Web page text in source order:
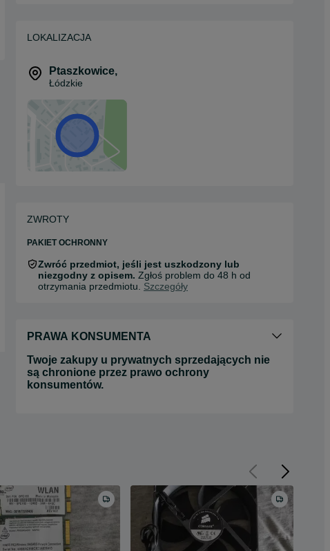
LOKALIZACJA
Ptaszkowice,
Łódzkie
ZWROTY
PAKIET OCHRONNY
Zwróć przedmiot, jeśli jest uszkodzony lub
niezgodny z opisem. Zgłoś problem do 48 h od
otrzymania przedmiotu. Szczegóły
PRAWA KONSUMENTA
Twoje zakupy u prywatnych sprzedających nie
są chronione przez prawo ochrony
konsumentów.